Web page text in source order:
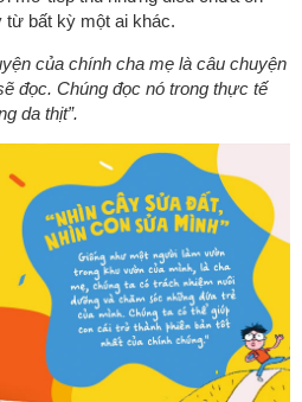
từ bất kỳ một ai khác.
của chính cha mẹ là câu chuyện
đọc. Chúng đọc nó trong thực tế
da thịt”.